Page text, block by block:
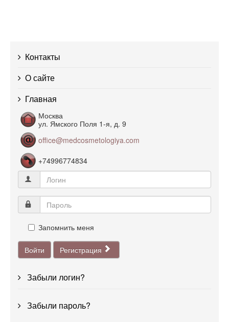
Контакты
О сайте
Главная
Москва
ул. Ямского Поля 1-я, д. 9
office@medcosmetologiya.com
+74996774834
Запомнить меня
Войти Регистрация
Забыли логин?
Забыли пароль?